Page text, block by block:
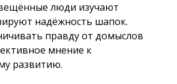
люди изучают
надёжность шапок.
правду от домыслов
мнение к
развитию.